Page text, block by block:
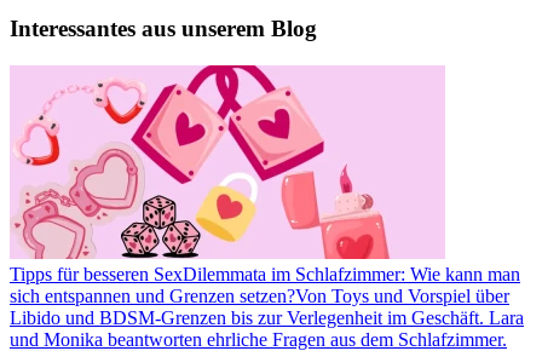
Interessantes aus unserem Blog
Tipps für besseren SexDilemmata im Schlafzimmer: Wie kann man
sich entspannen und Grenzen setzen?Von Toys und Vorspiel über
Libido und BDSM-Grenzen bis zur Verlegenheit im Geschäft. Lara
und Monika beantworten ehrliche Fragen aus dem Schlafzimmer.